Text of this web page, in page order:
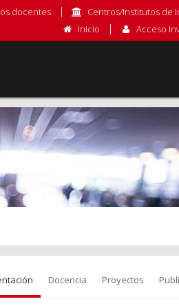
docentes
Centros/Institutos de
Inicio
Acceso
Docencia Proyectos